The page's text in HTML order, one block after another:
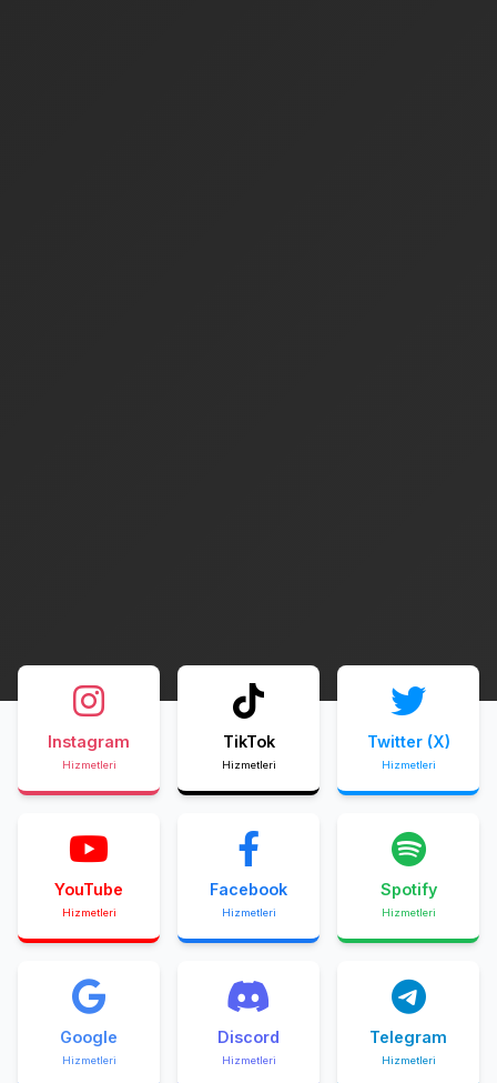
Instagram
Hizmetleri
TikTok
Hizmetleri
Twitter (X)
Hizmetleri
YouTube
Hizmetleri
Facebook
Hizmetleri
Spotify
Hizmetleri
Google
Hizmetleri
Discord
Hizmetleri
Telegram
Hizmetleri